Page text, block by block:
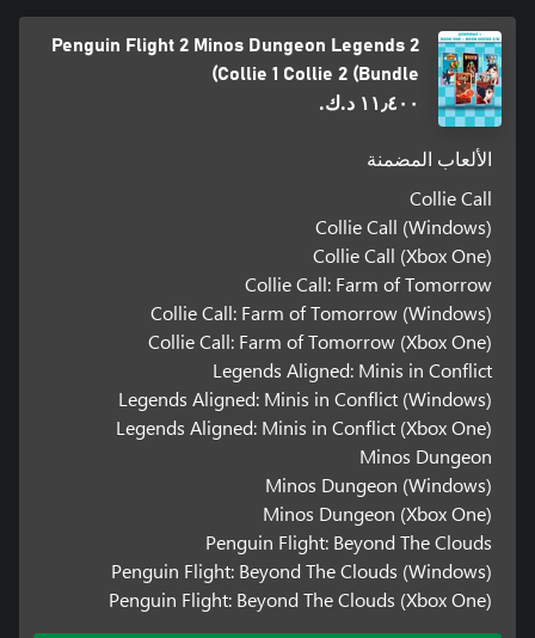
Penguin Flight 2 Minos Dungeon Legends 2
Collie 1 Collie 2 (Bundle)
١١٫٤٠٠ د.ك.‏
الألعاب المضمنة
Collie Call
Collie Call (Windows)
Collie Call (Xbox One)
Collie Call: Farm of Tomorrow
Collie Call: Farm of Tomorrow (Windows)
Collie Call: Farm of Tomorrow (Xbox One)
Legends Aligned: Minis in Conflict
Legends Aligned: Minis in Conflict (Windows)
Legends Aligned: Minis in Conflict (Xbox One)
Minos Dungeon
Minos Dungeon (Windows)
Minos Dungeon (Xbox One)
Penguin Flight: Beyond The Clouds
Penguin Flight: Beyond The Clouds (Windows)
Penguin Flight: Beyond The Clouds (Xbox One)